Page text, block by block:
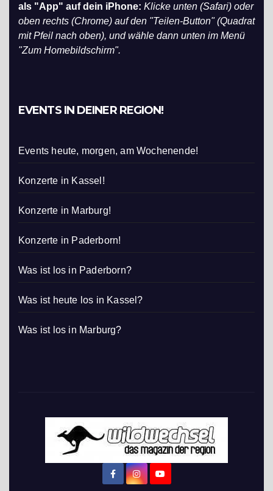
als "App" auf dein iPhone: Klicke unten (Safari) oder
oben rechts (Chrome) auf den "Teilen-Button" (Quadrat
mit Pfeil nach oben), und wähle dann unten im Menü
"Zum Homebildschirm".
EVENTS IN DEINER REGION!
Events heute, morgen, am Wochenende!
Konzerte in Kassel!
Konzerte in Marburg!
Konzerte in Paderborn!
Was ist los in Paderborn?
Was ist heute los in Kassel?
Was ist los in Marburg?